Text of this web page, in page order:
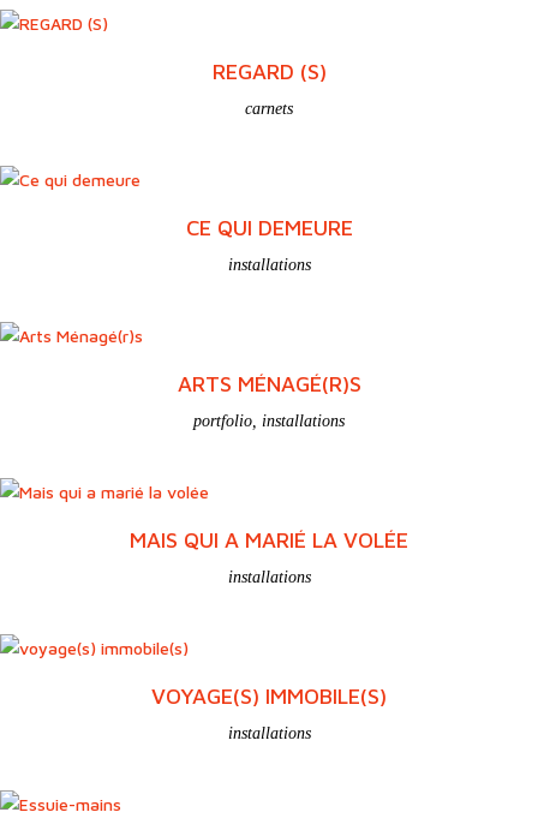
REGARD (S)
carnets
CE QUI DEMEURE
installations
ARTS MÉNAGÉ(R)S
portfolio installations
MAIS QUI A MARIÉ LA VOLÉE
installations
VOYAGE(S) IMMOBILE(S)
installations